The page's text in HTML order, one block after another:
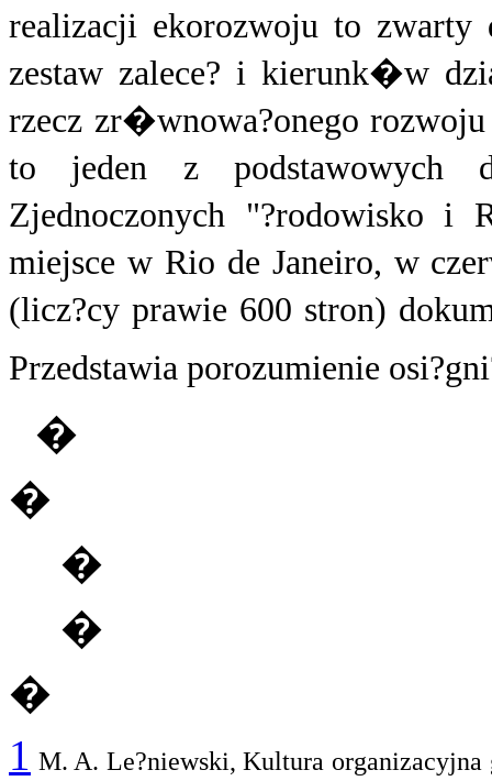
realizacji ekorozwoju to zwarty
zestaw zalece? i kierunk�w
rzecz zr�wnowa?onego
to jeden z podstawowych
Zjednoczonych "?rodowisko
miejsce w Rio de Janeiro, w
(licz?cy prawie 600 stron)
Przedstawia porozumienie
�
�
�
�
�
1 M. A. Le?niewski, Kultura